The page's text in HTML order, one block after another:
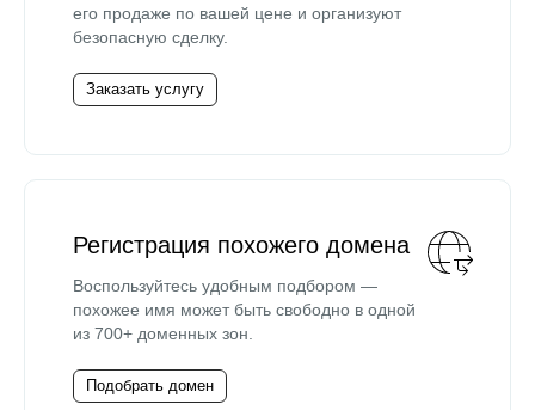
его продаже по вашей цене и организуют
безопасную сделку.
Заказать услугу
Регистрация похожего домена
Воспользуйтесь удобным подбором —
похожее имя может быть свободно в одной
из 700+ доменных зон.
Подобрать домен